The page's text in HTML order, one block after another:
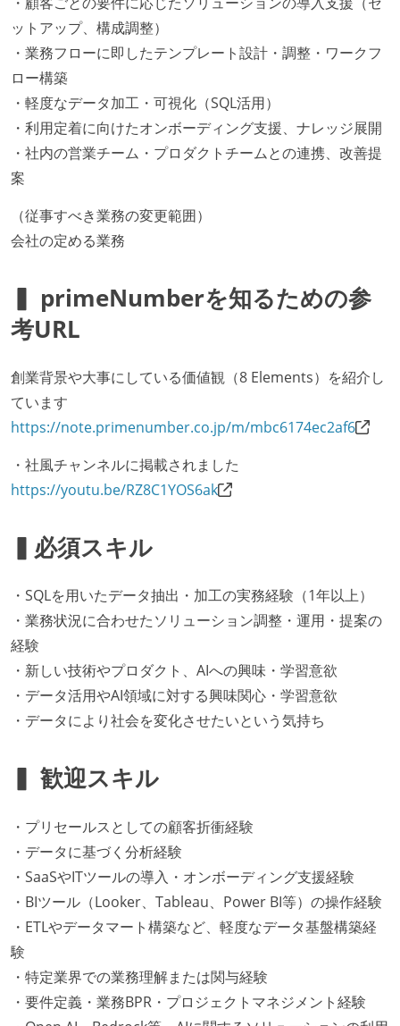
ットアップ、構成調整）
・業務フローに即したテンプレート設計・調整・ワークフ
ロー構築
・軽度なデータ加工・可視化（SQL活用）
・利用定着に向けたオンボーディング支援、ナレッジ展開
・社内の営業チーム・プロダクトチームとの連携、改善提
案
（従事すべき業務の変更範囲）
会社の定める業務
▍ primeNumberを知るための参
考URL
創業背景や大事にしている価値観（8 Elements）を紹介し
ています
https://note.primenumber.co.jp/m/mbc6174ec2af6
・社風チャンネルに掲載されました
https://youtu.be/RZ8C1YOS6ak
▍必須スキル
・SQLを用いたデータ抽出・加工の実務経験（1年以上）
・業務状況に合わせたソリューション調整・運用・提案の
経験
・新しい技術やプロダクト、AIへの興味・学習意欲
・データ活用やAI領域に対する興味関心・学習意欲
・データにより社会を変化させたいという気持ち
▍ 歓迎スキル
・プリセールスとしての顧客折衝経験
・データに基づく分析経験
・SaaSやITツールの導入・オンボーディング支援経験
・BIツール（Looker、Tableau、Power BI等）の操作経験
・ETLやデータマート構築など、軽度なデータ基盤構築経
験
・特定業界での業務理解または関与経験
・要件定義・業務BPR・プロジェクトマネジメント経験